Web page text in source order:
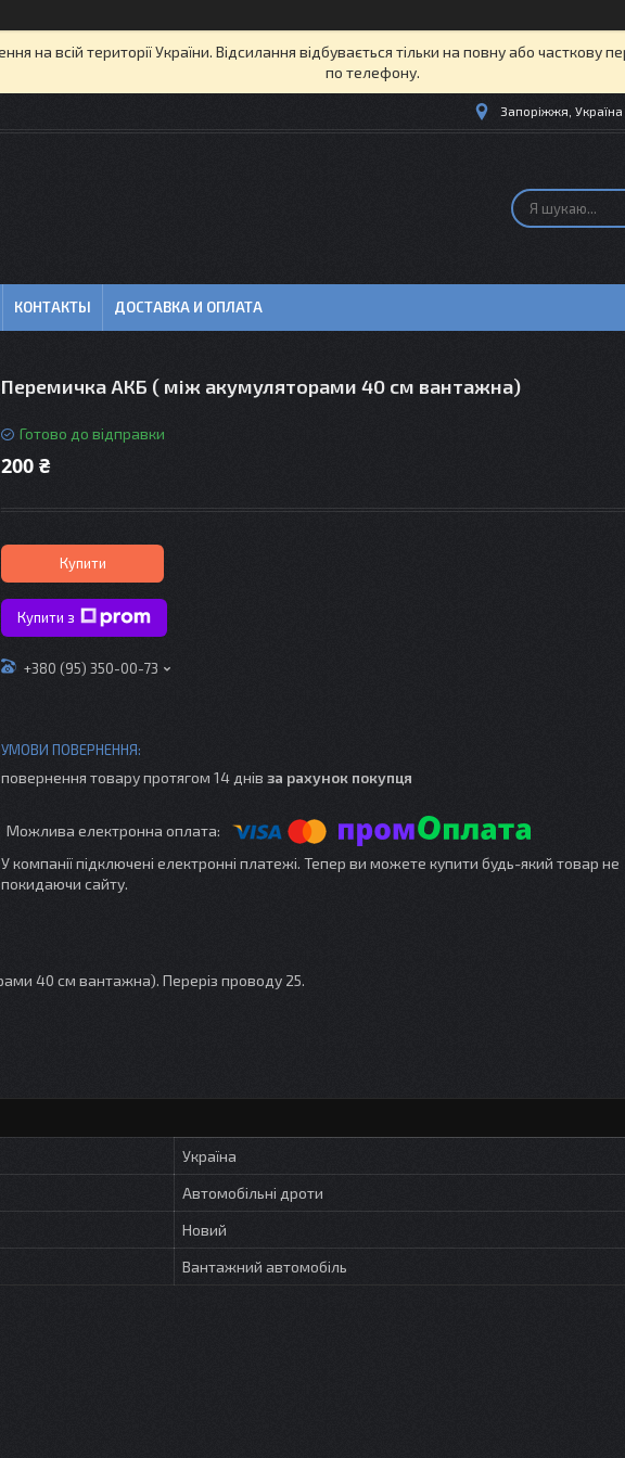
на всій території України. Відсилання відбувається тільки на повну або часткову
по телефону.
Запоріжжя, Україна
КОНТАКТЫ ДОСТАВКА И ОПЛАТА
Перемичка АКБ ( між акумуляторами 40 см вантажна)
Готово до відправки
200 ₴
Купити
Купити з
+380 (95) 350-00-73
повернення товару протягом 14 днів за рахунок покупця
У компанії підключені електронні платежі. Тепер ви можете купити будь-який товар не
покидаючи сайту.
40 см вантажна). Переріз проводу 25.
Україна
Автомобільні дроти
Новий
Вантажний автомобіль